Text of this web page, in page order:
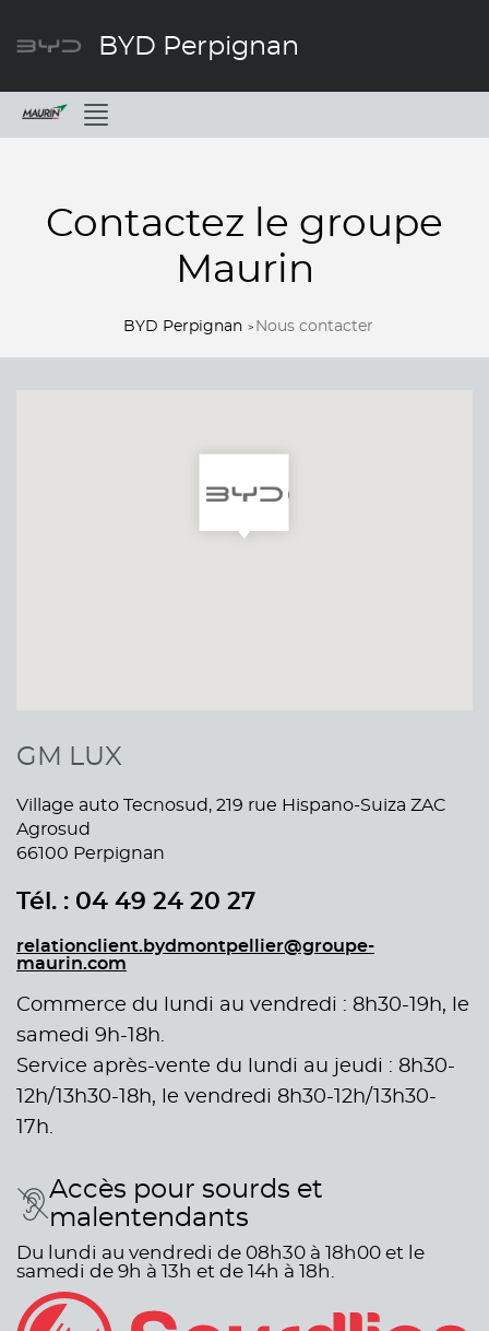
BYD Perpignan
Menu
Contactez le groupe
Maurin
BYD Perpignan Nous contacter
GM LUX
Village auto Tecnosud, 219 rue Hispano-Suiza ZAC
Agrosud
66100 Perpignan
Tél. : 04 49 24 20 27
relationclient.bydmontpellier@groupe-
maurin.com
Commerce du lundi au vendredi : 8h30-19h, le
samedi 9h-18h.
Service après-vente du lundi au jeudi : 8h30-
12h/13h30-18h, le vendredi 8h30-12h/13h30-
17h.
Accès pour sourds et
malentendants
Du lundi au vendredi de 08h30 à 18h00 et le
samedi de 9h à 13h et de 14h à 18h.